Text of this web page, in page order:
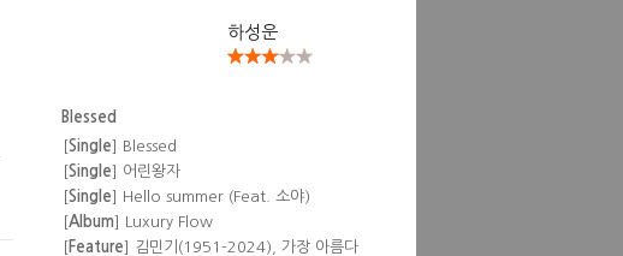
하성운
Blessed
[Single] Blessed
[Single] 어린왕자
[Single] Hello summer (Feat. 소야)
[Album] Luxury Flow
[Feature] 김민기(1951-2024), 가장 아름다